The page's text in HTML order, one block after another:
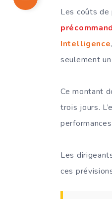
Les coûts de
Intelligence
seulement un
Ce montant
trois jours.
Les
ces